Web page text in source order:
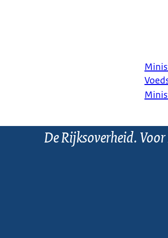
De Rijksoverheid.